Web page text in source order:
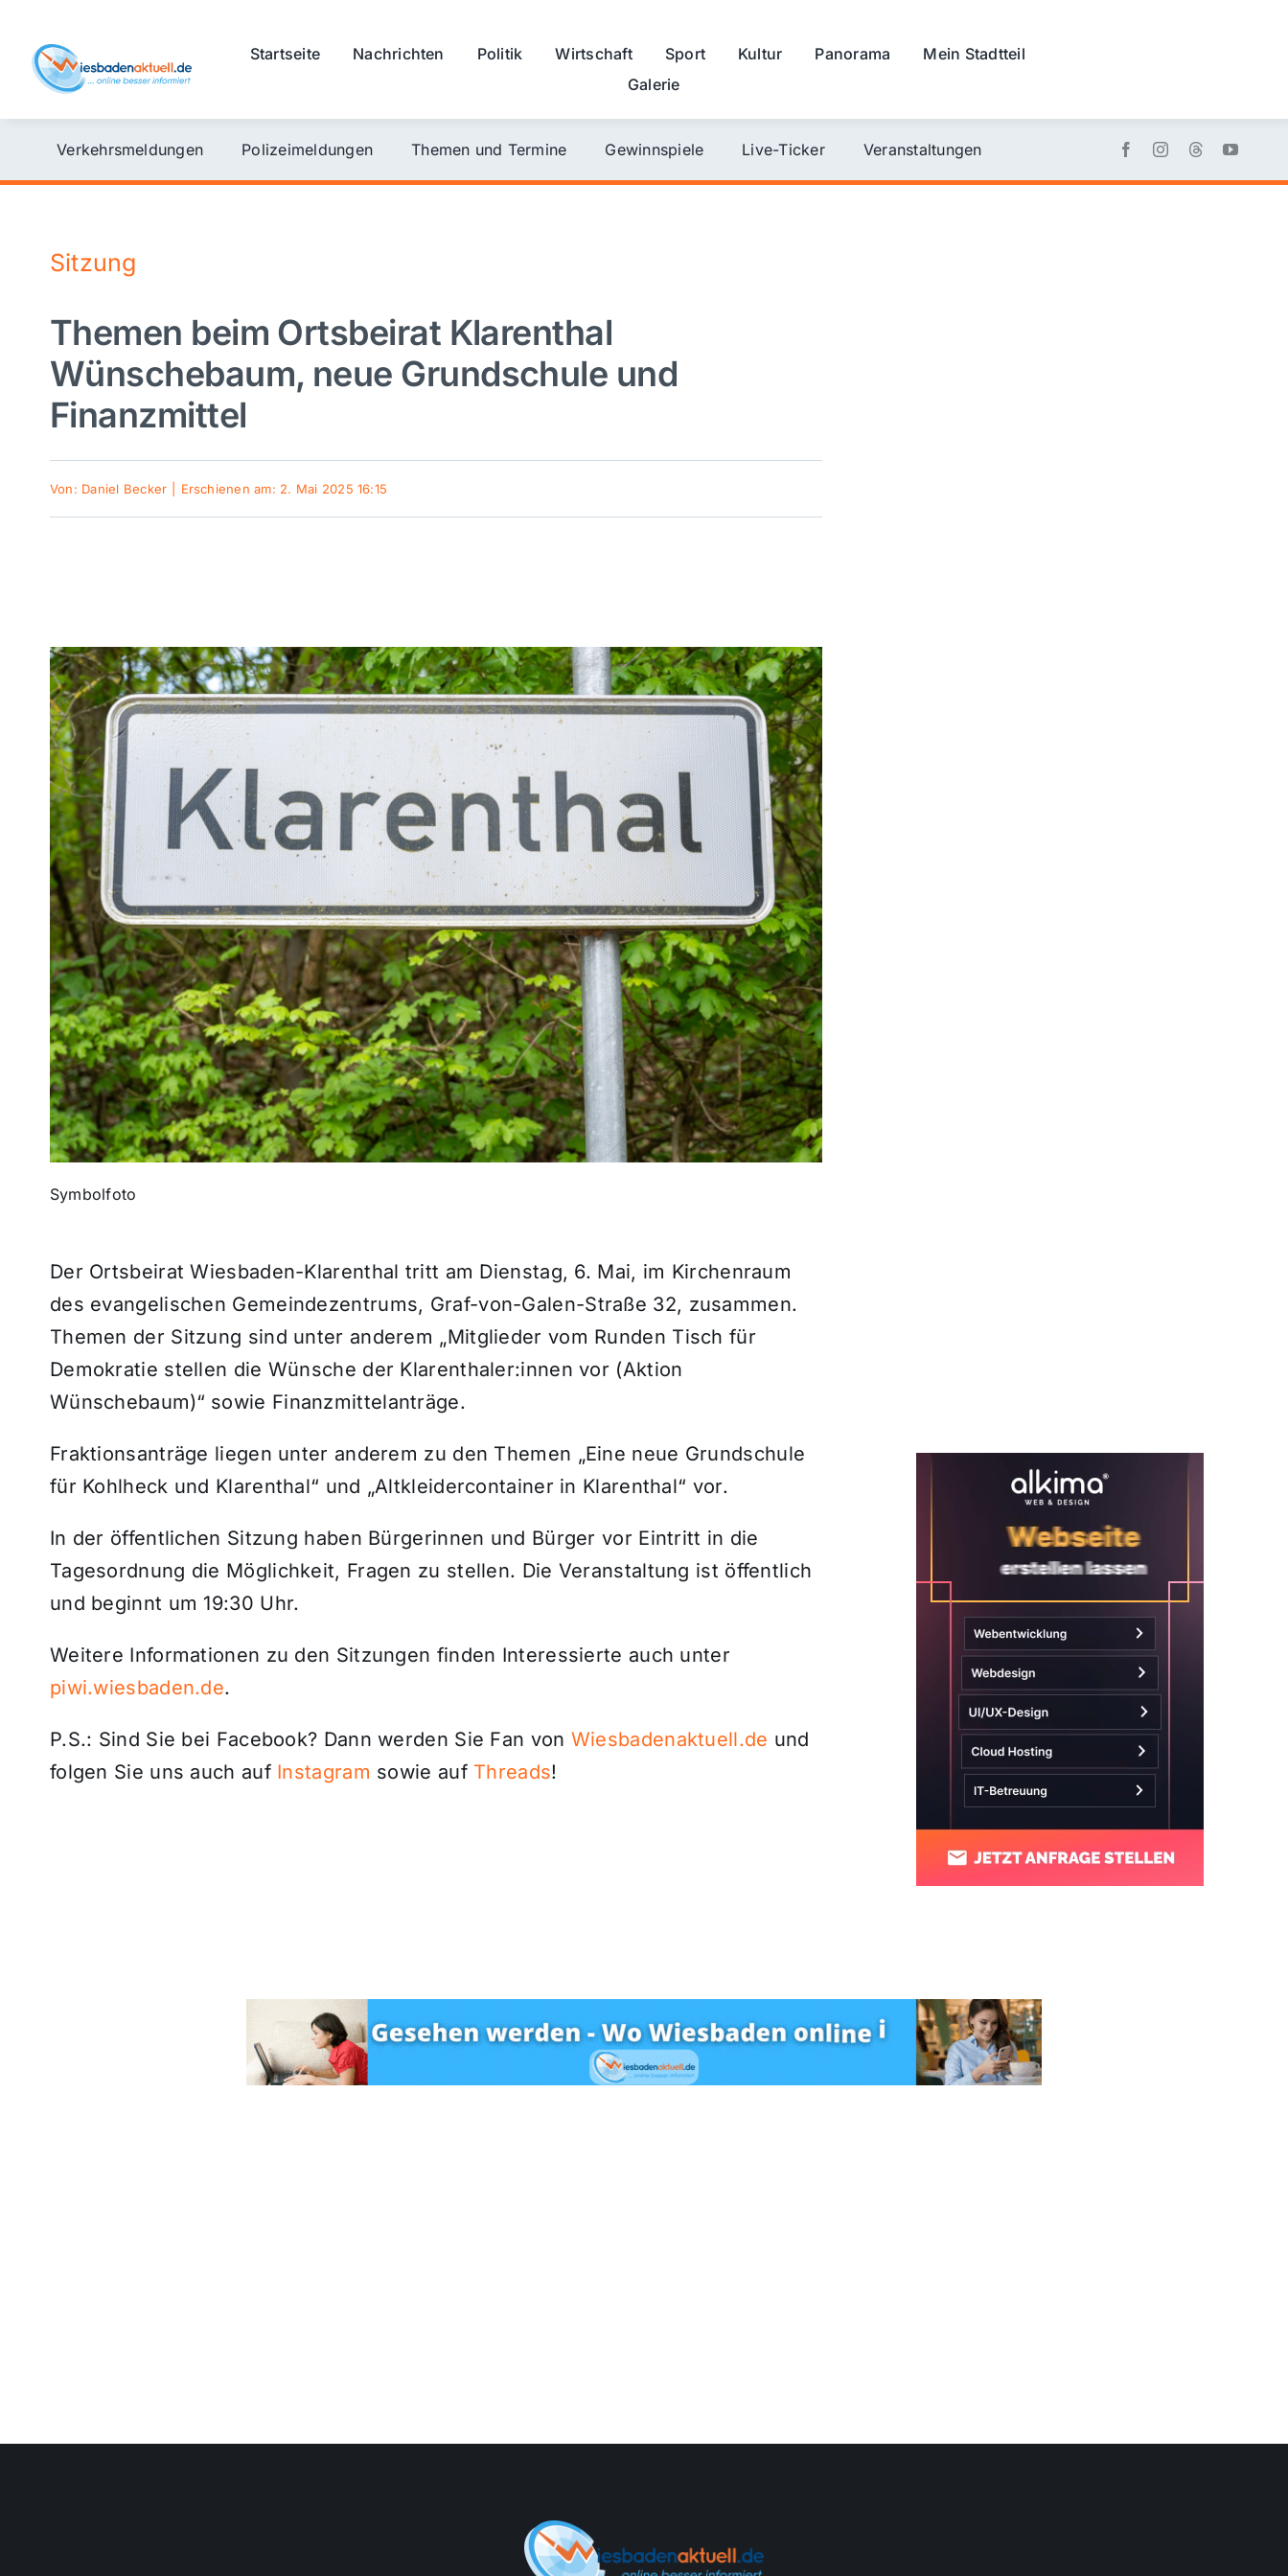
content
Startseite Nachrichten Politik Wirtschaft Sport Kultur Panorama
Mein Stadtteil
Galerie
Verkehrsmeldungen Polizeimeldungen Themen und Termine Gewinnspiele Live-Ticker Veranstaltungen
Sitzung
Themen beim Ortsbeirat Klarenthal
Wünschebaum, neue Grundschule und
Finanzmittel
Von: Daniel Becker Erschienen am: 2. Mai 2025 16:15
Symbolfoto
Der Ortsbeirat Wiesbaden-Klarenthal tritt am Dienstag, 6. Mai, im Kirchenraum
des evangelischen Gemeindezentrums, Graf-von-Galen-Straße 32, zusammen.
Themen der Sitzung sind unter anderem „Mitglieder vom Runden Tisch für
Demokratie stellen die Wünsche der Klarenthaler:innen vor (Aktion
Wünschebaum)“ sowie Finanzmittelanträge.
Fraktionsanträge liegen unter anderem zu den Themen „Eine neue Grundschule
für Kohlheck und Klarenthal“ und „Altkleidercontainer in Klarenthal“ vor.
In der öffentlichen Sitzung haben Bürgerinnen und Bürger vor Eintritt in die
Tagesordnung die Möglichkeit, Fragen zu stellen. Die Veranstaltung ist öffentlich
und beginnt um 19:30 Uhr.
Weitere Informationen zu den Sitzungen finden Interessierte auch unter
piwi.wiesbaden.de.
P.S.: Sind Sie bei Facebook? Dann werden Sie Fan von Wiesbadenaktuell.de und
folgen Sie uns auch auf Instagram sowie auf Threads!